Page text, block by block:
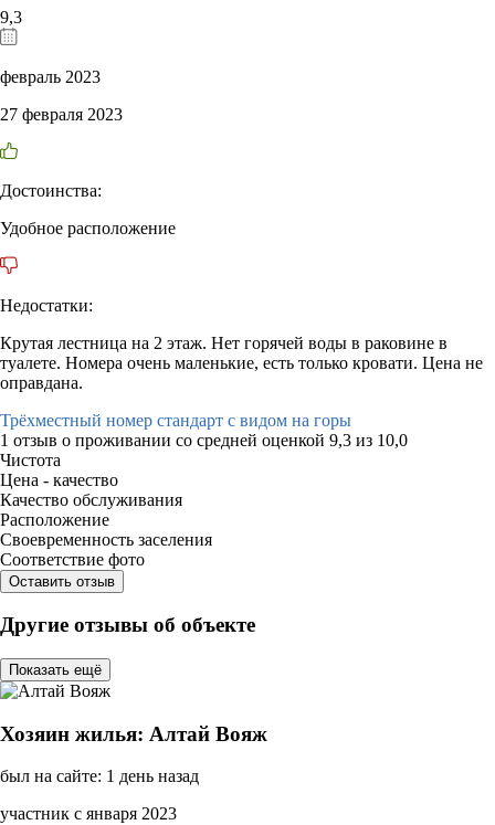
9,3
февраль 2023
27 февраля 2023
Достоинства:
Удобное расположение
Недостатки:
Крутая лестница на 2 этаж. Нет горячей воды в раковине в
туалете. Номера очень маленькие, есть только кровати. Цена не
оправдана.
Трёхместный номер стандарт с видом на горы
1 отзыв о проживании со средней оценкой 9,3 из 10,0
Чистота
Цена - качество
Качество обслуживания
Расположение
Своевременность заселения
Соответствие фото
Оставить отзыв
Другие отзывы об объекте
Показать ещё
Хозяин жилья: Алтай Вояж
был на сайте: 1 день назад
участник с января 2023